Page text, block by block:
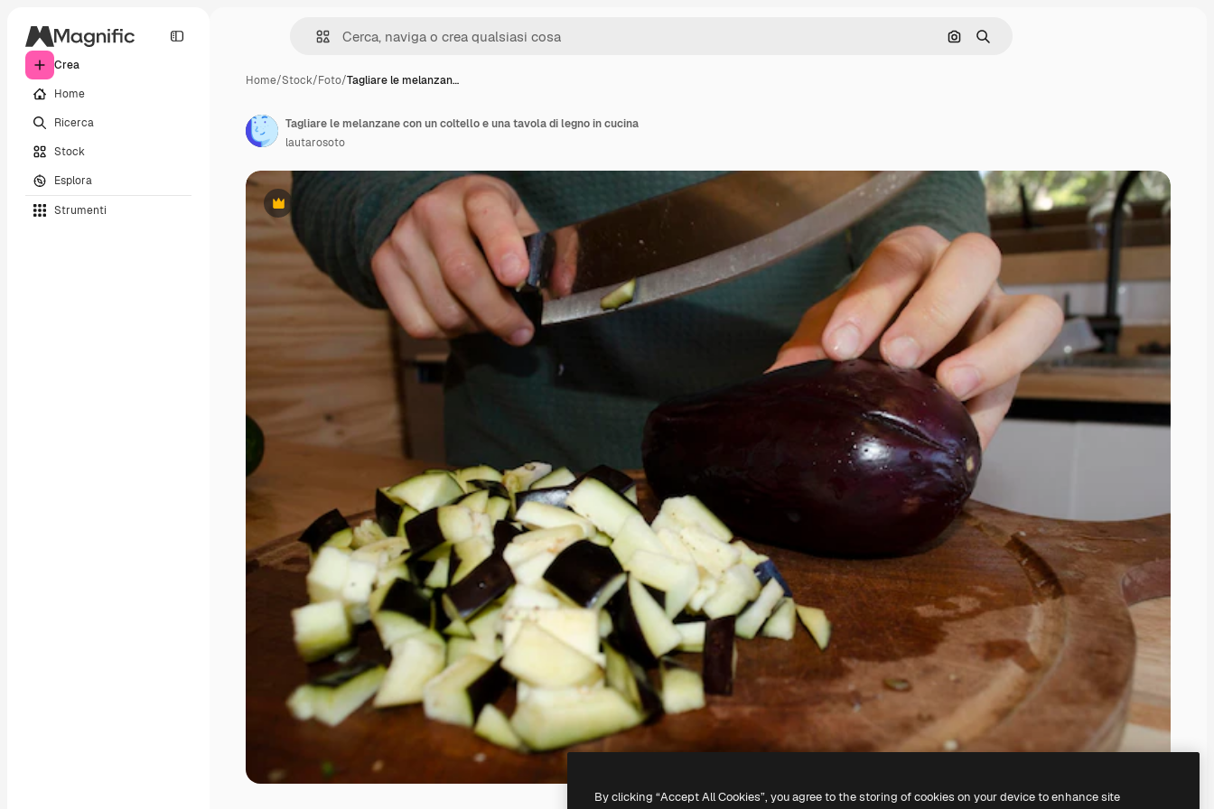
Crea
Home
Ricerca
Stock
Esplora
Strumenti
Cerca per immagine
Ricerca
Home/Stock/Foto/Tagliare le melanzan…
Premium
Tagliare le melanzane con un coltello e una tavola di legno in cucina
lautarosoto
By clicking “Accept All Cookies”, you agree to the storing of cookies on your device to enhance site